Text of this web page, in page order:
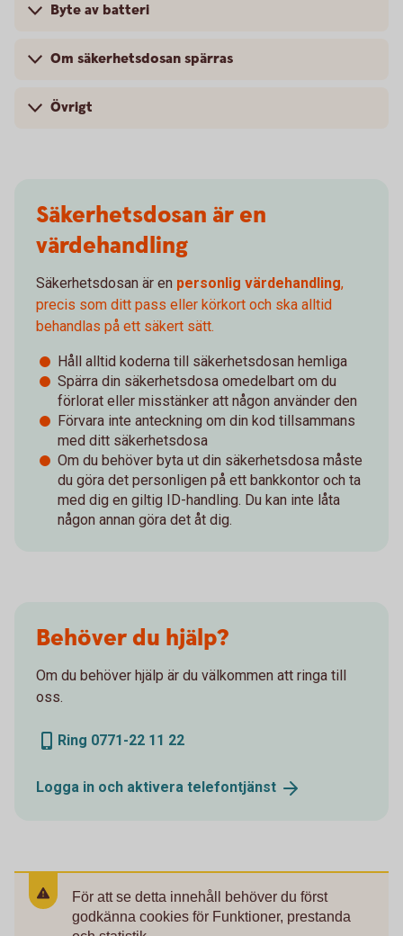
Byte av batteri
Om säkerhetsdosan spärras
Övrigt
Säkerhetsdosan är en
värdehandling
Säkerhetsdosan är en personlig värdehandling,
precis som ditt pass eller körkort och ska alltid
behandlas på ett säkert sätt.
Håll alltid koderna till säkerhetsdosan hemliga
Spärra din säkerhetsdosa omedelbart om du
förlorat eller misstänker att någon använder den
Förvara inte anteckning om din kod tillsammans
med ditt säkerhetsdosa
Om du behöver byta ut din säkerhetsdosa måste
du göra det personligen på ett bankkontor och ta
med dig en giltig ID-handling. Du kan inte låta
någon annan göra det åt dig.
Behöver du hjälp?
Om du behöver hjälp är du välkommen att ringa till
oss.
Ring 0771-22 11 22
Logga in och aktivera telefontjänst
För att se detta innehåll behöver du först
godkänna cookies för Funktioner, prestanda